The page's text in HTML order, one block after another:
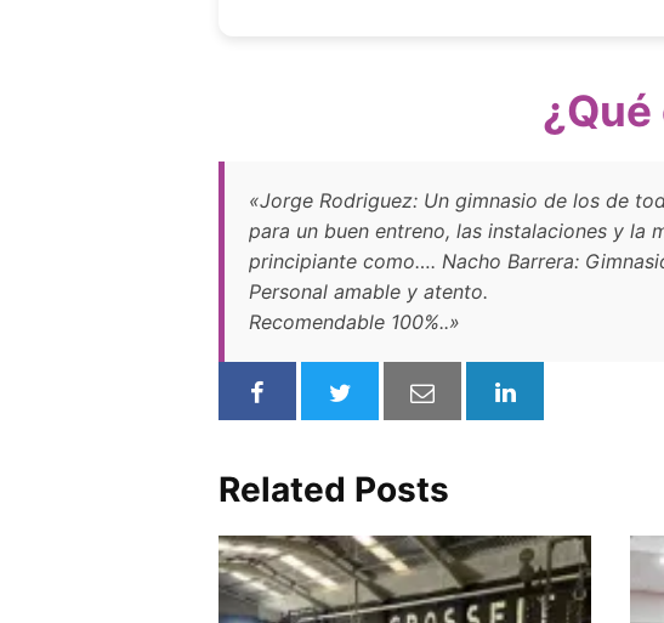
«Jorge Rodriguez: Un gimnasio de los de
para un buen entreno, las instalaciones y la
principiante como…. Nacho Barrera:
Personal amable y atento.
Recomendable 100%..»
Related Posts